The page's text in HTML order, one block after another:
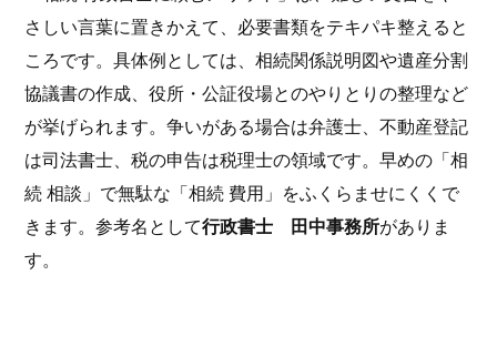
さしい言葉に置きかえて、必要書類をテキパキ整えると
ころです。具体例としては、相続関係説明図や遺産分割
協議書の作成、役所・公証役場とのやりとりの整理など
が挙げられます。争いがある場合は弁護士、不動産登記
は司法書士、税の申告は税理士の領域です。早めの「相
続 相談」で無駄な「相続 費用」をふくらませにくくで
きます。参考名として行政書士 田中事務所がありま
す。